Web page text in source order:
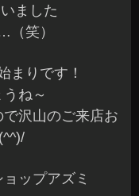
ました
（笑）
まりです！
ね～
沢山のご来店お
ップアズミ